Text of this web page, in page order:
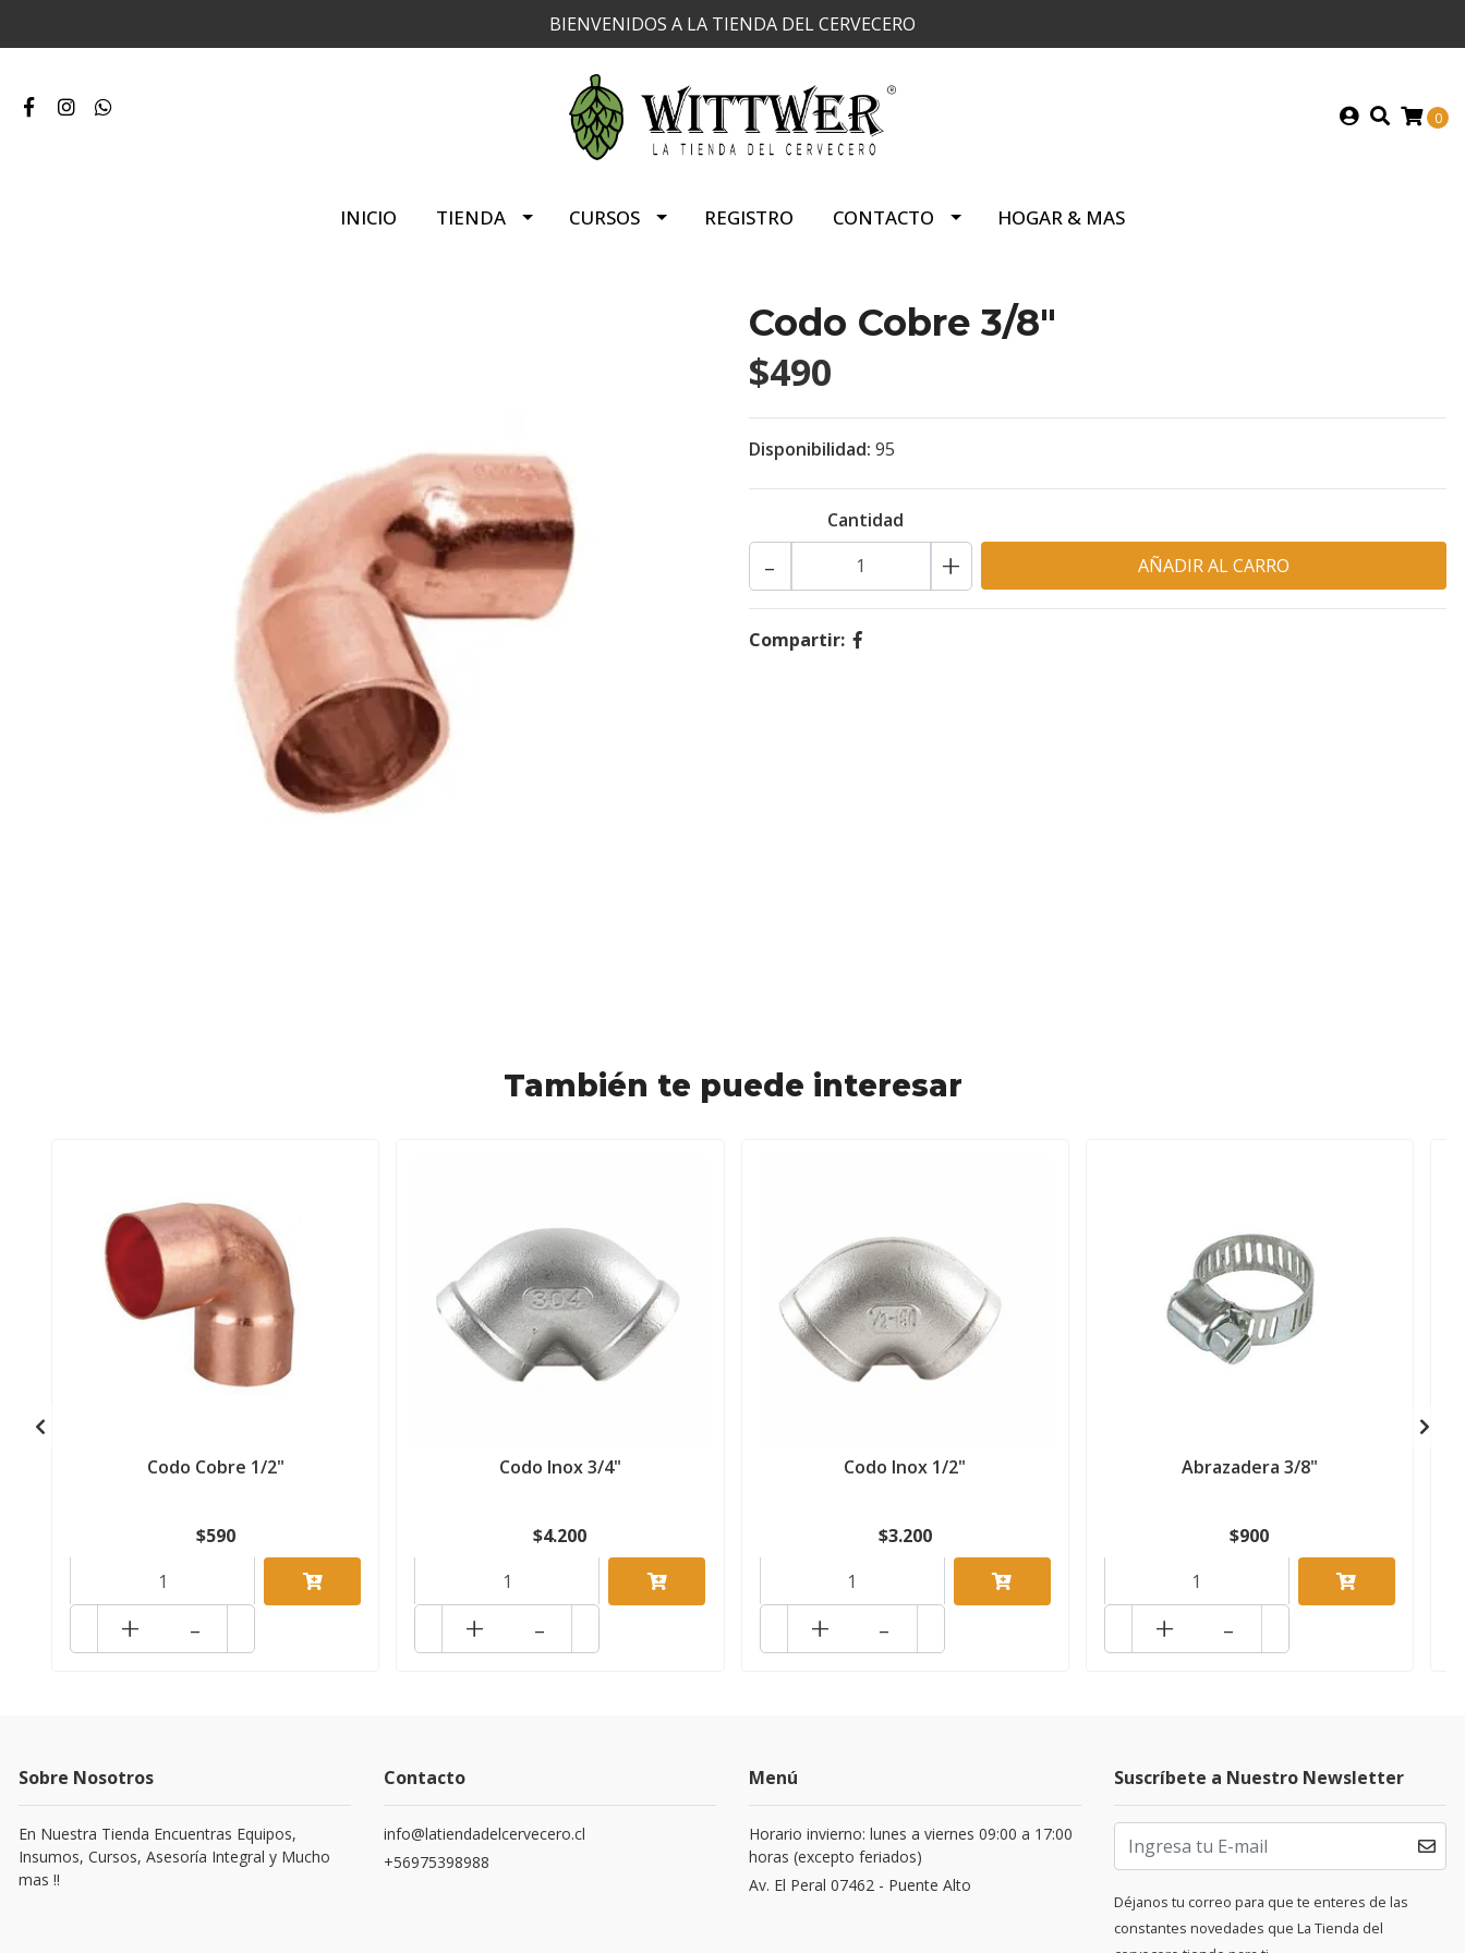
BIENVENIDOS A LA TIENDA DEL CERVECERO
0
INICIO TIENDA CURSOS REGISTRO CONTACTO HOGAR & MAS
Codo Cobre 3/8"
$490
Disponibilidad: 95
Cantidad
- +
Compartir:
También te puede interesar
Codo Cobre 1/2"
$590
+ -
Codo Inox 3/4"
$4.200
+ -
Codo Inox 1/2"
$3.200
+ -
Abrazadera 3/8"
$900
+ -
Sobre Nosotros
En Nuestra Tienda Encuentras Equipos,
Insumos, Cursos, Asesoría Integral y Mucho
mas !!
Contacto
info@latiendadelcervecero.cl
+56975398988
Menú
Horario invierno: lunes a viernes 09:00 a 17:00
horas (excepto feriados)
Av. El Peral 07462 - Puente Alto
Suscríbete a Nuestro Newsletter
Déjanos tu correo para que te enteres de las
constantes novedades que La Tienda del